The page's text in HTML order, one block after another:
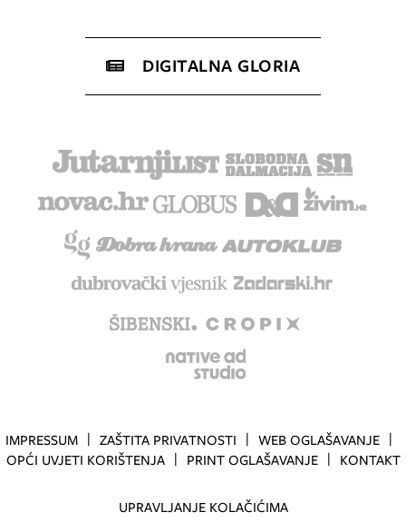
DIGITALNA GLORIA
IMPRESSUM ZAŠTITA PRIVATNOSTI
WEB OGLAŠAVANJE
OPĆI UVJETI KORIŠTENJA
PRINT OGLAŠAVANJE KONTAKT
UPRAVLJANJE KOLAČIĆIMA